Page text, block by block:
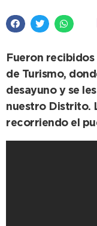
Fueron
de Turismo,
desayuno y se
nuestro Distrito.
recorriendo el